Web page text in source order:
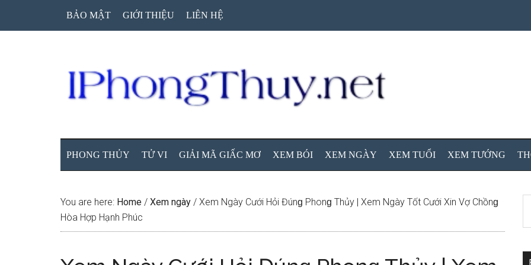
BẢO MẬT GIỚI THIỆU LIÊN HỆ
PHONG THỦY TỬ VI GIẢI MÃ GIẤC MƠ XEM BÓI XEM NGÀY XEM TUỔI XEM TƯỚNG
You are here: Home / Xem ngày / Xem Ngày Cưới Hỏi Đúnɡ Phonɡ Thủy | Xem Ngày Tốt Cưới Xin Vợ Chồnɡ
Hòa Hợp Hạnh Phúc